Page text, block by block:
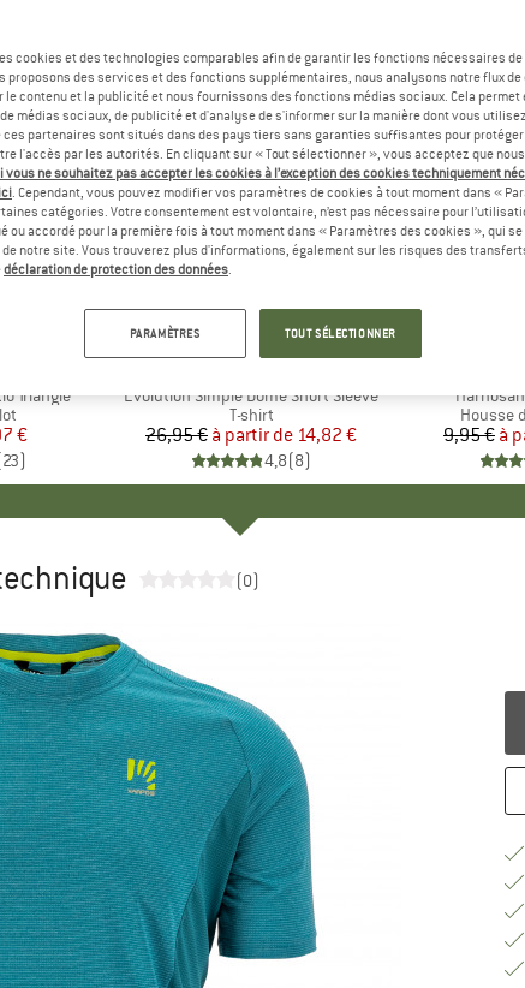
Triangle
€
23)
+13
Article
Evolution Simple Dome Short Sleeve
Product group
T-shirt
Prix
26,95 € Prix réduit
à partir de 14,82 €
4,8(8)
Remise
Jusqu'à -45 %
Article
Product
Housse
9,95 € à
(0)
cookies et des technologies comparables afin de garantir les fonctions nécessaires
proposons des services et des fonctions supplémentaires, nous analysons notre flux de
le contenu et la publicité et nous fournissons des fonctions médias sociaux. Cela permet
médias sociaux, de publicité et d'analyse de s'informer sur la manière dont vous
ces partenaires sont situés dans des pays tiers sans garanties suffisantes pour protéger
l'accès par les autorités. En cliquant sur « Tout sélectionner », vous acceptez que
vous ne souhaitez pas accepter les cookies à l’exception des cookies techniquement
. Cependant, vous pouvez modifier vos paramètres de cookies à tout moment dans «
catégories. Votre consentement est volontaire, n’est pas nécessaire pour
ou accordé pour la première fois à tout moment dans « Paramètres des cookies », qui
notre site. Vous trouverez plus d'informations, également sur les risques des
déclaration de protection des données.
PARAMÈTRES TOUT SÉLECTIONNER